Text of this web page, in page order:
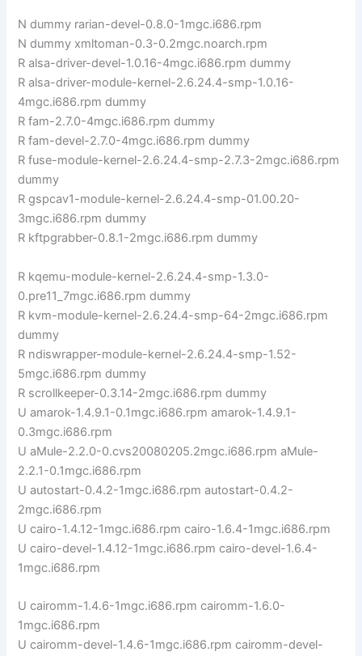
N dummy rarian-devel-0.8.0-1mgc.i686.rpm
N dummy xmltoman-0.3-0.2mgc.noarch.rpm
R alsa-driver-devel-1.0.16-4mgc.i686.rpm dummy
R alsa-driver-module-kernel-2.6.24.4-smp-1.0.16-
4mgc.i686.rpm dummy
R fam-2.7.0-4mgc.i686.rpm dummy
R fam-devel-2.7.0-4mgc.i686.rpm dummy
R fuse-module-kernel-2.6.24.4-smp-2.7.3-2mgc.i686.rpm
dummy
R gspcav1-module-kernel-2.6.24.4-smp-01.00.20-
3mgc.i686.rpm dummy
R kftpgrabber-0.8.1-2mgc.i686.rpm dummy
R kqemu-module-kernel-2.6.24.4-smp-1.3.0-
0.pre11_7mgc.i686.rpm dummy
R kvm-module-kernel-2.6.24.4-smp-64-2mgc.i686.rpm
dummy
R ndiswrapper-module-kernel-2.6.24.4-smp-1.52-
5mgc.i686.rpm dummy
R scrollkeeper-0.3.14-2mgc.i686.rpm dummy
U amarok-1.4.9.1-0.1mgc.i686.rpm amarok-1.4.9.1-
0.3mgc.i686.rpm
U aMule-2.2.0-0.cvs20080205.2mgc.i686.rpm aMule-
2.2.1-0.1mgc.i686.rpm
U autostart-0.4.2-1mgc.i686.rpm autostart-0.4.2-
2mgc.i686.rpm
U cairo-1.4.12-1mgc.i686.rpm cairo-1.6.4-1mgc.i686.rpm
U cairo-devel-1.4.12-1mgc.i686.rpm cairo-devel-1.6.4-
1mgc.i686.rpm
U cairomm-1.4.6-1mgc.i686.rpm cairomm-1.6.0-
1mgc.i686.rpm
U cairomm-devel-1.4.6-1mgc.i686.rpm cairomm-devel-